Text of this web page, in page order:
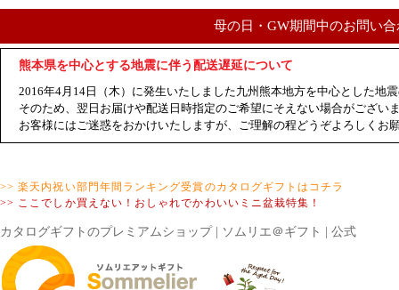
母の日・GW期間中のお問い
熊本県を中心とする地震に伴う配送遅延について
2016年4月14日（木）に発生いたしました九州熊本地方を中心とした地
そのため、翌日お届けや配送日時指定のご希望にそえない場合がござい
お客様にはご迷惑をおかけいたしますが、ご理解の程どうぞよろしくお
>> 楽天内祝い部門年間ランキング受賞のカタログギフトはコチラ
>> ここでしか買えない！おしゃれでかわいいミニ盆栽特集！
カタログギフトのプレミアムショップ | ソムリエ＠ギフト | 公式